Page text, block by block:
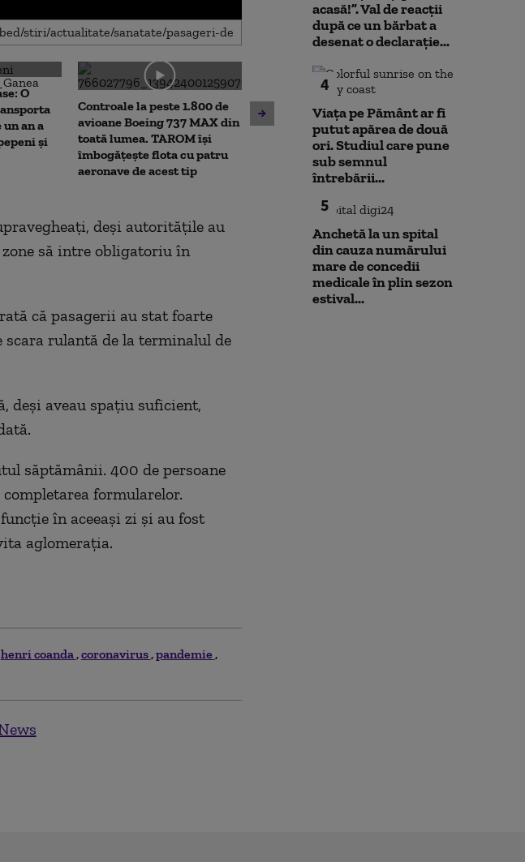
O
an a
și
Controale la peste 1.800 de
avioane Boeing 737 MAX din
toată lumea. TAROM își
îmbogățește flota cu patru
aeronave de acest tip
Meteorologii au emis noi
avertizări de caniculă și
furtuni. Mateescu: Ploile „nu
vor compensa lipsa acută” de
Cristian
energetică:
fi afectată de
deși autoritățile au
să intre obligatoriu în
că pasagerii au stat foarte
scara rulantă de la terminalul de
deşi aveau spaţiu suficient,
săptămânii. 400 de persoane
formularelor.
în aceeași zi și au fost
aglomerația.
henri coanda coronavirus pandemie
acasă!”. Val de reacții
după ce un bărbat a
desenat o declarație...
4
Viața pe Pământ ar fi
putut apărea de două
ori. Studiul care pune
sub semnul
întrebării...
5
Anchetă la un spital
din cauza numărului
mare de concedii
medicale în plin sezon
estival...